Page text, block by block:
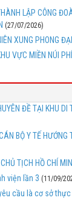
LẬP CÔNG
(27/07/2026)
XUNG PHONG
VỰC MIỀN NÚI
ĐỀ TẠI KHU DI
BỘ Y TẾ HƯỚNG
TỊCH HỒ CHÍ
viện lần 3 (11/09/
cầu là cơ sở